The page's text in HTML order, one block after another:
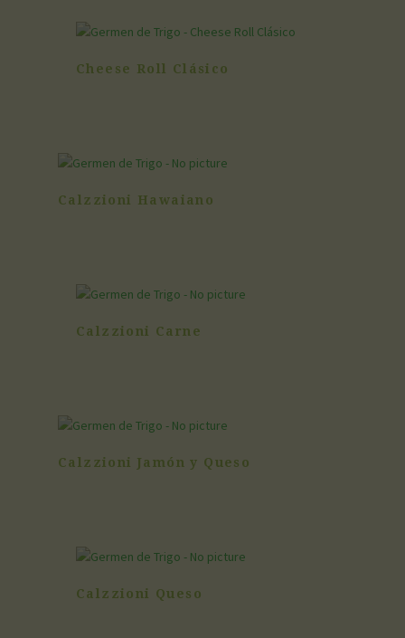
Cheese Roll Clásico
Calzzioni Hawaiano
Calzzioni Carne
Calzzioni Jamón y Queso
Calzzioni Queso